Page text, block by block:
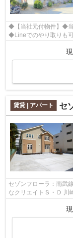
◆【当社元付物件】◆当
◆Lineでのやり取りも
バン企画開発登戸店
賃貸 | アパート セ
セゾンフローラ：南武
なクリエイトＳ・Ｄ 川